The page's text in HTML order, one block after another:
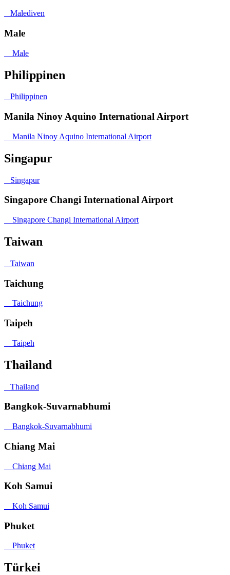
Malediven
Male
Male
Philippinen
Philippinen
Manila Ninoy Aquino International Airport
Manila Ninoy Aquino International Airport
Singapur
Singapur
Singapore Changi International Airport
Singapore Changi International Airport
Taiwan
Taiwan
Taichung
Taichung
Taipeh
Taipeh
Thailand
Thailand
Bangkok-Suvarnabhumi
Bangkok-Suvarnabhumi
Chiang Mai
Chiang Mai
Koh Samui
Koh Samui
Phuket
Phuket
Türkei